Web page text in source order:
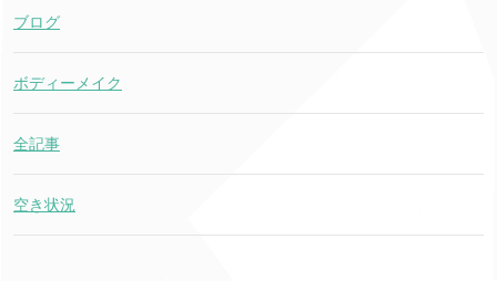
ブログ
ボディーメイク
全記事
空き状況